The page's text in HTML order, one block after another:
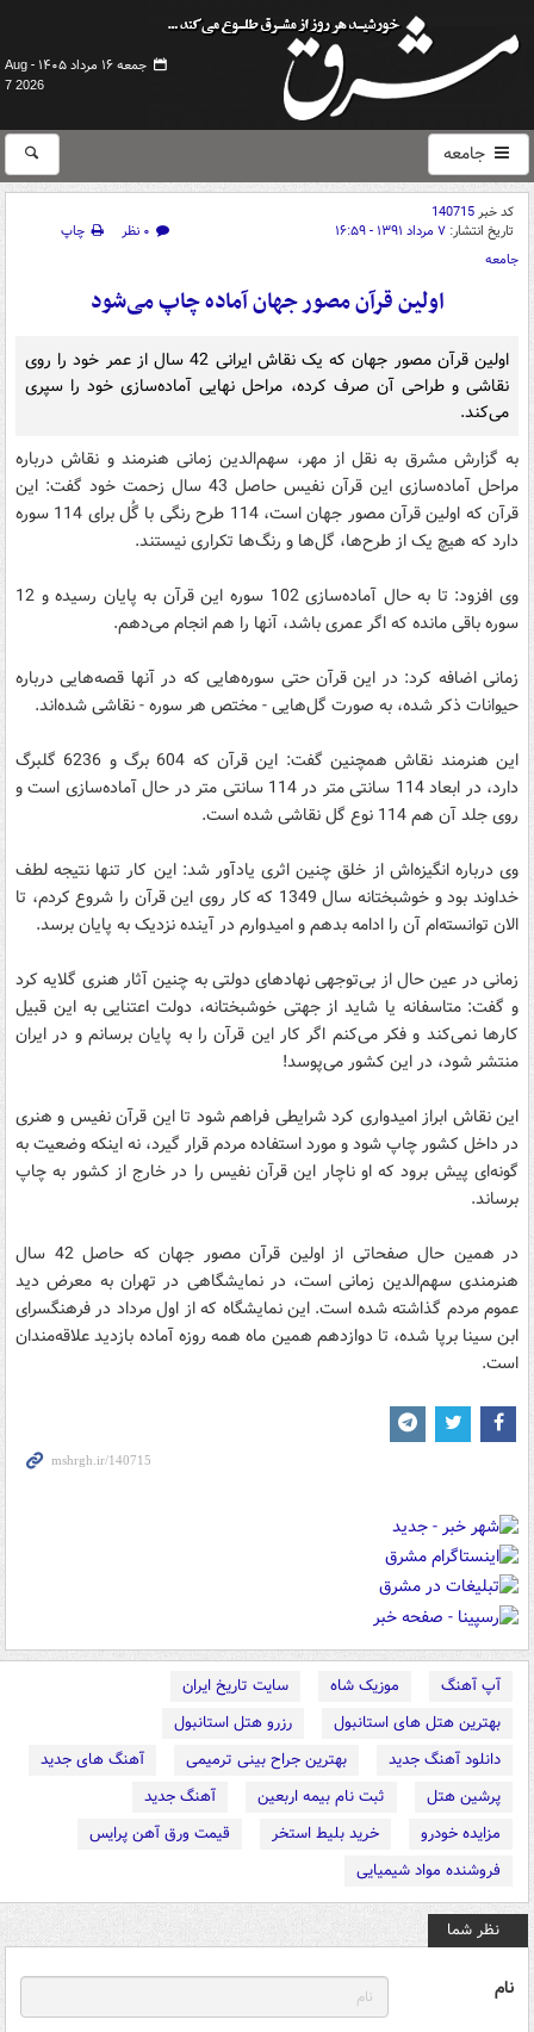
جمعه ۱۶ مرداد ۱۴۰۵ -
Aug
7 2026
جامعه
کد خبر140715
تاریخ انتشار: ۷ مرداد ۱۳۹۱ - ۱۶:۵۹ ۰ نظر
چاپ
جامعه
اولین قرآن مصور جهان آماده چاپ می‌شود
اولین قرآن مصور جهان که یک نقاش ایرانی 42 سال از عمر خود را روی
نقاشی و طراحی آن صرف کرده، مراحل نهایی آماده‌سازی خود را سپری
می‌کند.
به گزارش مشرق به نقل از مهر، سهم‌الدین زمانی هنرمند و نقاش درباره
مراحل آماده‌سازی این قرآن نفیس حاصل 43 سال زحمت خود گفت: این
قرآن که اولین قرآن مصور جهان است، 114 طرح رنگی با گُل برای 114 سوره
دارد که هیچ یک از طرح‌ها، گل‌ها و رنگ‌ها تکراری نیستند.
وی افزود: تا به حال آماده‌سازی 102 سوره این قرآن به پایان رسیده و 12
سوره باقی مانده که اگر عمری باشد، آنها را هم انجام می‌دهم.
زمانی اضافه کرد: در این قرآن حتی سوره‌هایی که در آنها قصه‌هایی درباره
حیوانات ذکر شده، به صورت گل‌هایی - مختص هر سوره - نقاشی شده‌اند.
این هنرمند نقاش همچنین گفت: این قرآن که 604 برگ و 6236 گلبرگ
دارد، در ابعاد 114 سانتی متر در 114 سانتی متر در حال آماده‌سازی است و
روی جلد آن هم 114 نوع گل نقاشی شده است.
وی درباره انگیزه‌اش از خلق چنین اثری یادآور شد: این کار تنها نتیجه لطف
خداوند بود و خوشبختانه سال 1349 که کار روی این قرآن را شروع کردم، تا
الان توانسته‌ام آن را ادامه بدهم و امیدوارم در آینده نزدیک به پایان برسد.
زمانی در عین حال از بی‌توجهی نهادهای دولتی به چنین آثار هنری گلایه کرد
و گفت: متاسفانه یا شاید از جهتی خوشبختانه، دولت اعتنایی به این قبیل
کارها نمی‌کند و فکر می‌کنم اگر کار این قرآن را به پایان برسانم و در ایران
منتشر شود، در این کشور می‌پوسد!
این نقاش ابراز امیدواری کرد شرایطی فراهم شود تا این قرآن نفیس و هنری
در داخل کشور چاپ شود و مورد استفاده مردم قرار گیرد، نه اینکه وضعیت به
گونه‌ای پیش برود که او ناچار این قرآن نفیس را در خارج از کشور به چاپ
برساند.
در همین حال صفحاتی از اولین قرآن مصور جهان که حاصل 42 سال
هنرمندی سهم‌الدین زمانی است، در نمایشگاهی در تهران به معرض دید
عموم مردم گذاشته شده است. این نمایشگاه که از اول مرداد در فرهنگسرای
ابن سینا برپا شده، تا دوازدهم همین ماه همه روزه آماده بازدید علاقه‌مندان
است.
آپ آهنگ موزیک شاه
سایت تاریخ ایران
بهترین هتل های استانبول
رزرو هتل استانبول
دانلود آهنگ جدید
بهترین جراح بینی ترمیمی
آهنگ های جدید
پرشین هتل
ثبت نام بیمه اربعین
آهنگ جدید
مزایده خودرو
خرید بلیط استخر
قیمت ورق آهن پرایس
فروشنده مواد شیمیایی
نظر شما
نام